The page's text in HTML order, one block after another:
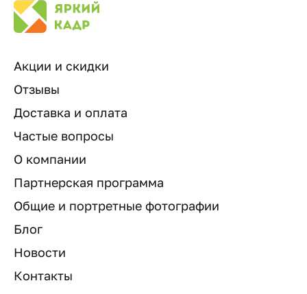
Акции и скидки
Отзывы
Доставка и оплата
Частые вопросы
О компании
Партнерская программа
Общие и портретные фотографии
Блог
Новости
Контакты